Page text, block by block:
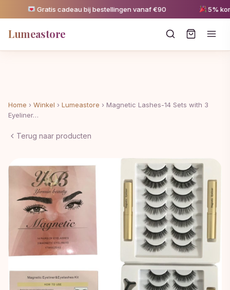
Gratis cadeau bij bestellingen vanaf €90 5%
Lumeastore
Home › Winkel › Lumeastore › Magnetic Lashes-14 Sets with 3
Eyeliner…
Terug naar producten